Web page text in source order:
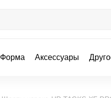
Форма Аксессуары